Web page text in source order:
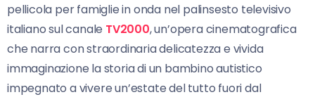
pellicola per famiglie in onda nel palinsesto televisivo
italiano sul canale TV2000, un’opera cinematografica
che narra con straordinaria delicatezza e vivida
immaginazione la storia di un bambino autistico
impegnato a vivere un’estate del tutto fuori dal